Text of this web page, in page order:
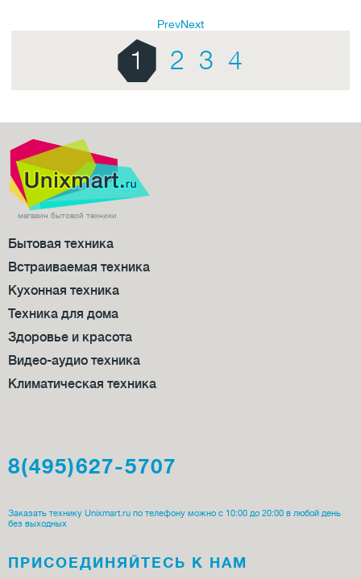
PrevNext
1 2 3 4
магазин бытовой техники
Бытовая техника
Встраиваемая техника
Кухонная техника
Техника для дома
Здоровье и красота
Видео-аудио техника
Климатическая техника
8(495)627-5707
Заказать технику Unixmart.ru по телефону можно с 10:00 до 20:00 в любой день
без выходных
ПРИСОЕДИ­НЯЙТЕСЬ К НАМ